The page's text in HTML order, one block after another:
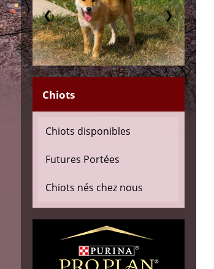
❮ ❯
Chiots
Chiots disponibles
Futures Portées
Chiots nés chez nous